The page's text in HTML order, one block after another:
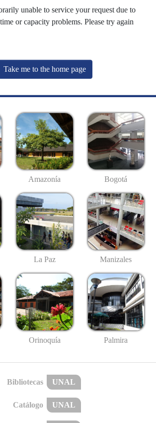
unable to service your request due to
or capacity problems. Please try again
Take me to the home page
Amazonía Bogotá
La Paz Manizales
Orinoquía Palmira
Bibliotecas UNAL
Catálogo UNAL